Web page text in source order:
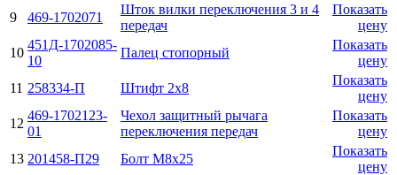
9
469-1702071
Шток вилки переключения 3 и 4
передач
Показать
цену
10
451Д-1702085-
10
Палец стопорный
Показать
цену
11 258334-П Штифт 2x8
Показать
цену
12
469-1702123-
01
Чехол защитный рычага
переключения передач
Показать
цену
13 201458-П29 Болт М8х25
Показать
цену